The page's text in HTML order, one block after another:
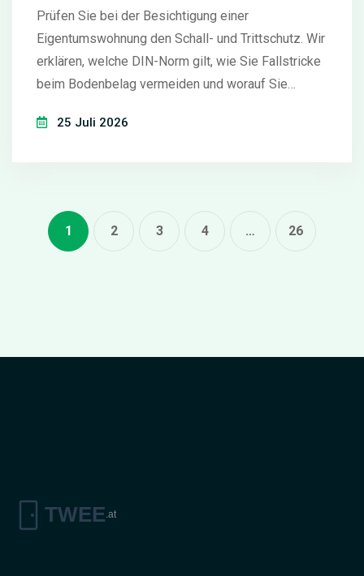
Prüfen Sie bei der Besichtigung einer
Eigentumswohnung den Schall- und Trittschutz. Wir
erklären, welche DIN-Norm gilt, wie Sie Fallstricke
beim Bodenbelag vermeiden und worauf Sie
25 Juli 2026
1 2 3 4 … 26